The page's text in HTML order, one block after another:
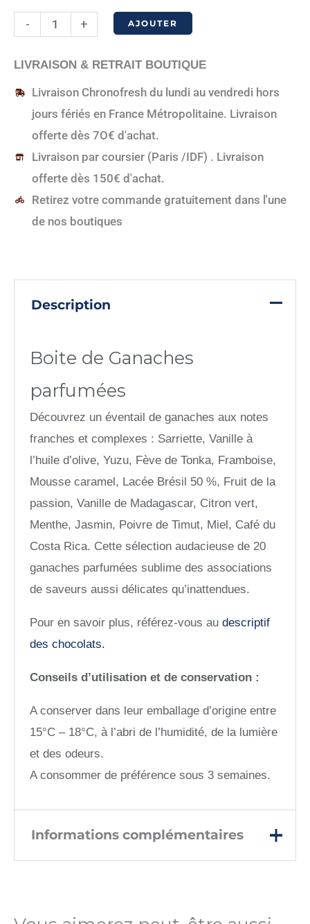
-
quantité
Boite
de
Ganaches
parfumées
+ AJOUTER
LIVRAISON & RETRAIT BOUTIQUE
Livraison Chronofresh du lundi au vendredi hors
jours fériés en France Métropolitaine. Livraison
offerte dès 7O€ d'achat.
Livraison par coursier (Paris /IDF) . Livraison
offerte dès 150€ d'achat.
Retirez votre commande gratuitement dans l'une
de nos boutiques
Description
Boite de Ganaches
parfumées
Découvrez un éventail de ganaches aux notes
franches et complexes : Sarriette, Vanille à
l’huile d’olive, Yuzu, Fève de Tonka, Framboise,
Mousse caramel, Lacée Brésil 50 %, Fruit de la
passion, Vanille de Madagascar, Citron vert,
Menthe, Jasmin, Poivre de Timut, Miel, Café du
Costa Rica. Cette sélection audacieuse de 20
ganaches parfumées sublime des associations
de saveurs aussi délicates qu’inattendues.
Pour en savoir plus, référez-vous audescriptif
des chocolats.
Conseils d’utilisation et de conservation :
A conserver dans leur emballage d’origine entre
15°C – 18°C, à l’abri de l’humidité, de la lumière
et des odeurs.
A consommer de préférence sous 3 semaines.
Informations complémentaires